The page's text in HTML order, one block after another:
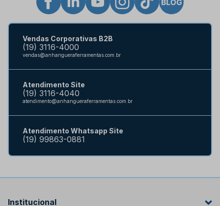
Vendas Corporativas B2B
(19) 3116-4000
vendas@anhangueraferramentas.com.br
Atendimento Site
(19) 3116-4040
atendimento@anhangueraferramentas.com.br
Atendimento Whatsapp Site
(19) 99863-0881
Institucional